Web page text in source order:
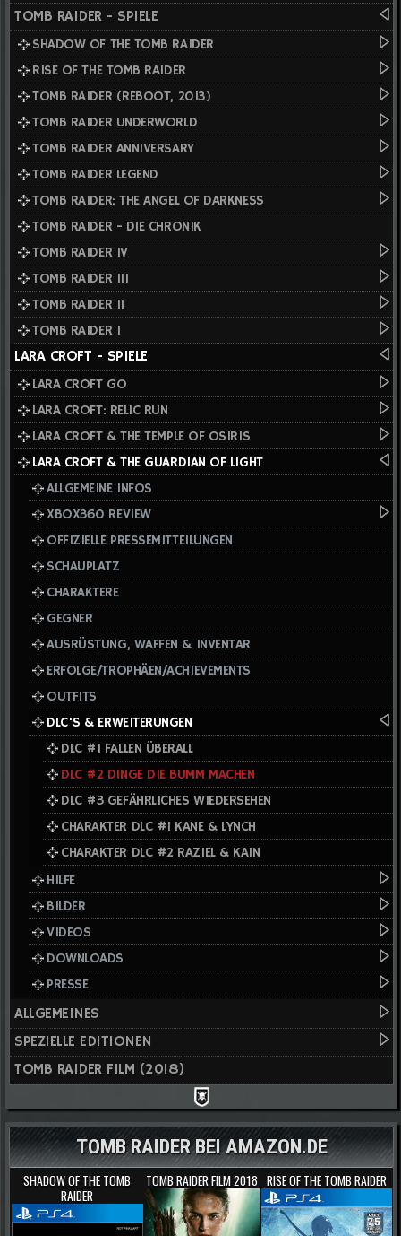
TOMB RAIDER - SPIELE
SHADOW OF THE TOMB RAIDER
RISE OF THE TOMB RAIDER
TOMB RAIDER (REBOOT, 2013)
TOMB RAIDER UNDERWORLD
TOMB RAIDER ANNIVERSARY
TOMB RAIDER LEGEND
TOMB RAIDER: THE ANGEL OF DARKNESS
TOMB RAIDER - DIE CHRONIK
TOMB RAIDER IV
TOMB RAIDER III
TOMB RAIDER II
TOMB RAIDER I
LARA CROFT - SPIELE
LARA CROFT GO
LARA CROFT: RELIC RUN
LARA CROFT & THE TEMPLE OF OSIRIS
LARA CROFT & THE GUARDIAN OF LIGHT
ALLGEMEINE INFOS
XBOX360 REVIEW
OFFIZIELLE PRESSEMITTEILUNGEN
SCHAUPLATZ
CHARAKTERE
GEGNER
AUSRÜSTUNG, WAFFEN & INVENTAR
ERFOLGE/TROPHÄEN/ACHIEVEMENTS
OUTFITS
DLC'S & ERWEITERUNGEN
DLC #1 FALLEN ÜBERALL
DLC #2 DINGE DIE BUMM MACHEN
DLC #3 GEFÄHRLICHES WIEDERSEHEN
CHARAKTER DLC #1 KANE & LYNCH
CHARAKTER DLC #2 RAZIEL & KAIN
HILFE
BILDER
VIDEOS
DOWNLOADS
PRESSE
ALLGEMEINES
SPEZIELLE EDITIONEN
TOMB RAIDER FILM (2018)
TOMB RAIDER BEI AMAZON.DE
SHADOW OF THE TOMB
RAIDER
TOMB RAIDER FILM 2018 RISE OF THE TOMB RAIDER